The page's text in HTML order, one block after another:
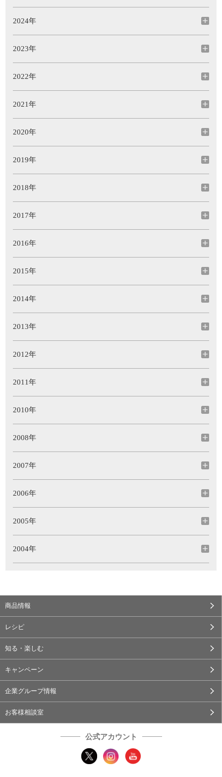
2024年
2023年
2022年
2021年
2020年
2019年
2018年
2017年
2016年
2015年
2014年
2013年
2012年
2011年
2010年
2008年
2007年
2006年
2005年
2004年
商品情報
レシピ
知る・楽しむ
キャンペーン
企業グループ情報
お客様相談室
公式アカウント